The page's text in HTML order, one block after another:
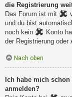
die Registrierung
Das Forum ist mit
und du bist
noch kein
Konto
der Registrierung oder
Nach oben
Ich habe mich schon
anmelden?